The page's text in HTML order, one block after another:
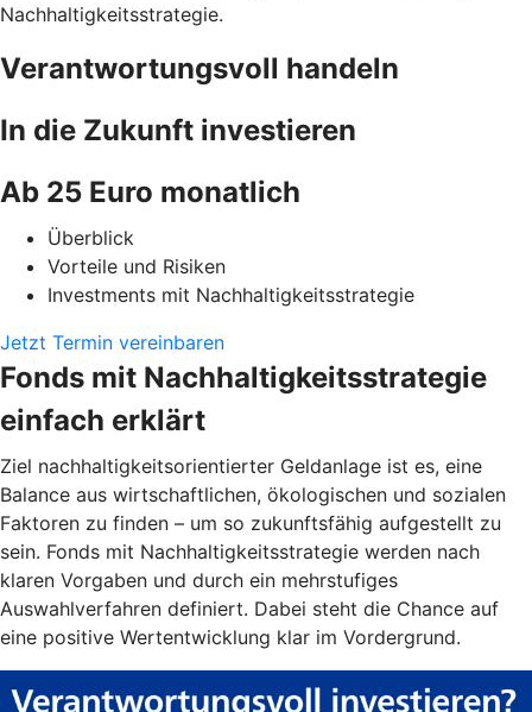
Nachhaltigkeitsstrategie.
Verantwortungsvoll handeln
In die Zukunft investieren
Ab 25 Euro monatlich
Überblick
Vorteile und Risiken
Investments mit Nachhaltigkeitsstrategie
Jetzt Termin vereinbaren
Fonds mit Nachhaltigkeitsstrategie
einfach erklärt
Ziel nachhaltigkeitsorientierter Geldanlage ist es, eine
Balance aus wirtschaftlichen, ökologischen und sozialen
Faktoren zu finden – um so zukunftsfähig aufgestellt zu
sein. Fonds mit Nachhaltigkeitsstrategie werden nach
klaren Vorgaben und durch ein mehrstufiges
Auswahlverfahren definiert. Dabei steht die Chance auf
eine positive Wertentwicklung klar im Vordergrund.